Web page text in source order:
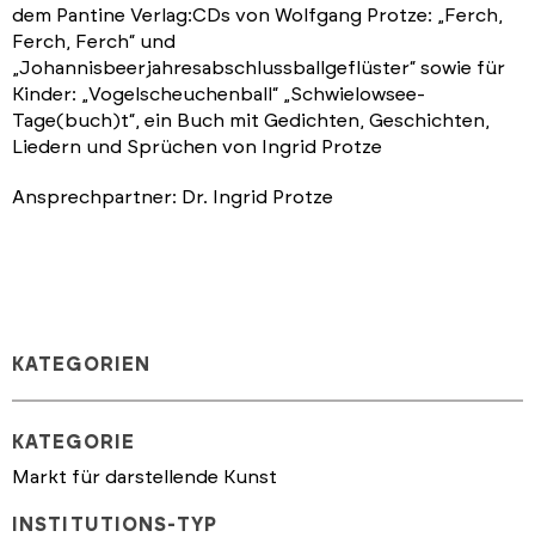
dem Pantine Verlag:CDs von Wolfgang Protze: „Ferch,
Ferch, Ferch“ und
„Johannisbeerjahresabschlussballgeflüster“ sowie für
Kinder: „Vogelscheuchenball“ „Schwielowsee-
Tage(buch)t“, ein Buch mit Gedichten, Geschichten,
Liedern und Sprüchen von Ingrid Protze
Ansprechpartner: Dr. Ingrid Protze
KATEGORIEN
KATEGORIE
Markt für darstellende Kunst
INSTITUTIONS-TYP